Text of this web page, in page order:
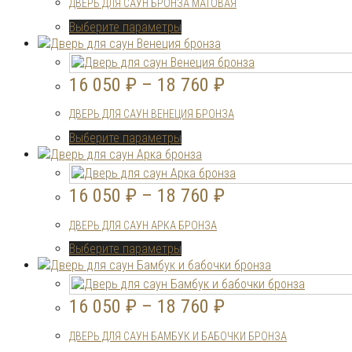
можно
на
странице
товара.
ДВЕРЬ ДЛЯ САУН БРОНЗА МАТОВАЯ
Выберите параметры
товар
имеет
несколько
вариаций.
можно
на
странице
товара.
16 050 ₽ – 18 760 ₽
ДВЕРЬ ДЛЯ САУН ВЕНЕЦИЯ БРОНЗА
Выберите параметры
товар
имеет
несколько
вариаций.
можно
на
странице
товара.
16 050 ₽ – 18 760 ₽
ДВЕРЬ ДЛЯ САУН АРКА БРОНЗА
Выберите параметры
товар
имеет
несколько
вариаций.
можно
16 050 ₽ – 18 760 ₽
ДВЕРЬ ДЛЯ САУН БАМБУК И БАБОЧКИ БРОНЗА